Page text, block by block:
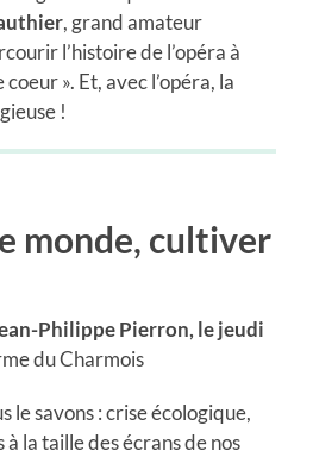
, grand amateur
l’histoire de l’opéra à
». Et, avec l’opéra, la
!
monde, cultiver
Philippe Pierron, le jeudi
du Charmois
le savons : crise écologique,
la taille des écrans de nos